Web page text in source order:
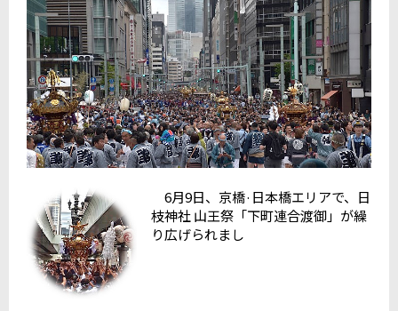
6月9日、京橋·日本橋エリアで、日
枝神社 山王祭「下町連合渡御」が繰
り広げられまし